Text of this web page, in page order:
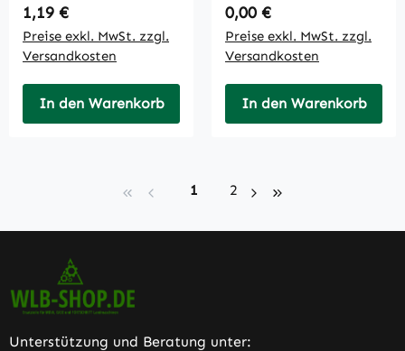
Regulärer Preis:
1,19 €
Preise exkl. MwSt. zzgl.
Versandkosten
In den Warenkorb
Regulärer Preis:
0,00 €
Preise exkl. MwSt. zzgl.
Versandkosten
In den Warenkorb
Seite
1 Seite
2
Unterstützung und Beratung unter: